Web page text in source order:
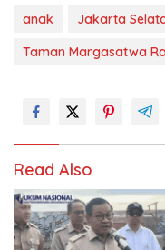
anak Jakarta
Taman Margasatwa
Read Also